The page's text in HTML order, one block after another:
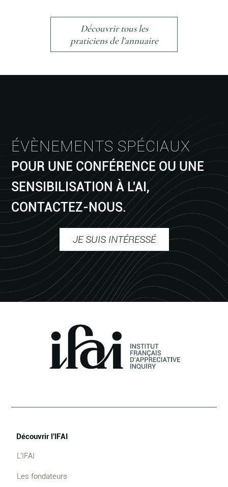
Découvrir tous les
praticiens de l'annuaire
ÉVÈNEMENTS SPÉCIAUX
POUR UNE CONFÉRENCE OU UNE
SENSIBILISATION À L'AI,
CONTACTEZ-NOUS.
JE SUIS INTÉRESSÉ
Découvrir l'IFAI
L'IFAI
Les fondateurs